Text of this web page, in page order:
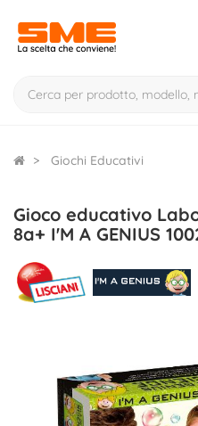
Giochi Educativi
Gioco educativo
8a+ I'M A GENIUS